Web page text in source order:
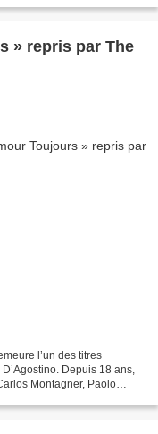
» repris par The
l’un des titres
Depuis 18 ans,
Montagner, Paolo